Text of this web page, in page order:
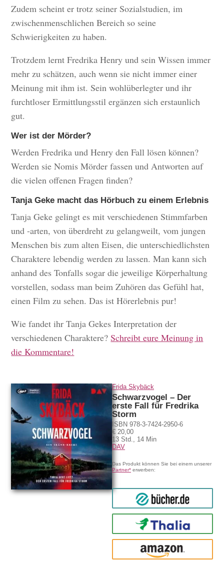
Zudem scheint er trotz seiner Sozialstudien, im
zwischenmenschlichen Bereich so seine
Schwierigkeiten zu haben.
Trotzdem lernt Fredrika Henry und sein Wissen immer
mehr zu schätzen, auch wenn sie nicht immer einer
Meinung mit ihm ist. Sein wohlüberlegter und ihr
furchtloser Ermittlungsstil ergänzen sich erstaunlich
gut.
Wer ist der Mörder?
Werden Fredrika und Henry den Fall lösen können?
Werden sie Nomis Mörder fassen und Antworten auf
die vielen offenen Fragen finden?
Tanja Geke macht das Hörbuch zu einem Erlebnis
Tanja Geke gelingt es mit verschiedenen Stimmfarben
und -arten, von überdreht zu gelangweilt, vom jungen
Menschen bis zum alten Eisen, die unterschiedlichsten
Charaktere lebendig werden zu lassen. Man kann sich
anhand des Tonfalls sogar die jeweilige Körperhaltung
vorstellen, sodass man beim Zuhören das Gefühl hat,
einen Film zu sehen. Das ist Hörerlebnis pur!
Wie fandet ihr Tanja Gekes Interpretation der
verschiedenen Charaktere?Schreibt eure Meinung in
die Kommentare!
Frida Skybäck
Schwarzvogel – Der
erste Fall für Fredrika
Storm
ISBN 978-3-7424-2950-6
€ 20,00
13 Std., 14 Min
DAV
Das Produkt können Sie bei einem unserer
Partner* erwerben:
bücher.de
Thalia
amazon